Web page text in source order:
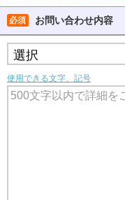
必須 お問い合わせ内容
使用できる文字、記号